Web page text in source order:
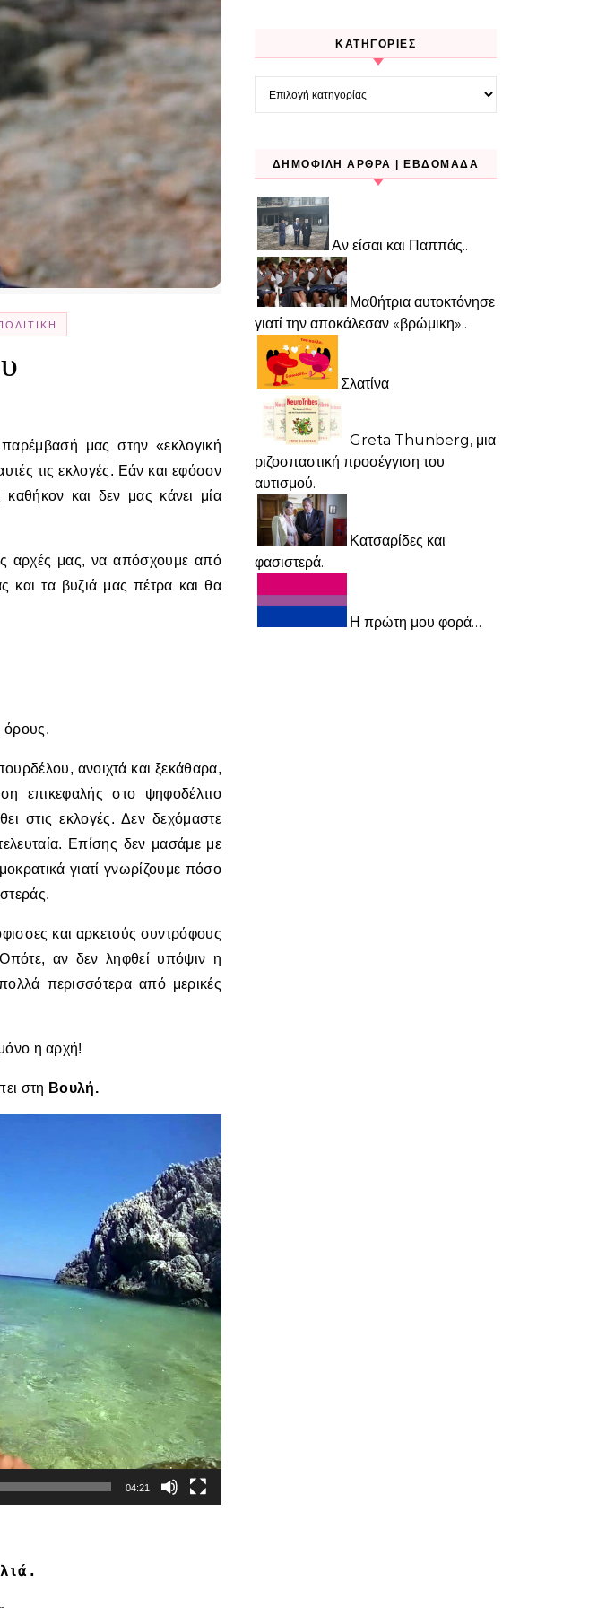
παρέμβασή μας στην «εκλογική
τις εκλογές. Εάν και εφόσον
και δεν μας κάνει μία
αρχές μας, να απόσχουμε από
και τα βυζιά μας πέτρα και θα
όρους.
ανοιχτά και ξεκάθαρα,
επικεφαλής στο ψηφοδέλτιο
στις εκλογές. Δεν δεχόμαστε
Επίσης δεν μασάμε με
γιατί γνωρίζουμε πόσο
και αρκετούς συντρόφους
αν δεν ληφθεί υπόψιν η
περισσότερα από μερικές
μόνο η αρχή!
στη Βουλή.
04:21
KΑΤΗΓΟΡΊΕΣ
Kατηγορίες
ΔΗΜΟΦΙΛΉ ΆΡΘΡΑ | ΕΒΔΟΜΆΔΑ
Αν είσαι και Παππάς..
Μαθήτρια αυτοκτόνησε
γιατί την αποκάλεσαν «βρώμικη»..
Σλατίνα
Greta Thunberg, μια
ριζοσπαστική προσέγγιση του
αυτισμού.
Κατσαρίδες και
φασιστερά..
Η πρώτη μου φορά…